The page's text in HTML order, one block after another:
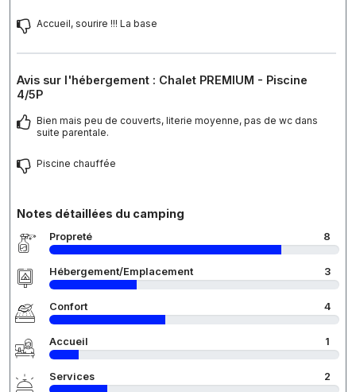
Accueil, sourire !!! La base
Avis sur l'hébergement : Chalet PREMIUM - Piscine
4/5P
Bien mais peu de couverts, literie moyenne, pas de wc dans
suite parentale.
Piscine chauffée
Notes détaillées du camping
Propreté 8
Hébergement/Emplacement 3
Confort 4
Accueil 1
Services 2